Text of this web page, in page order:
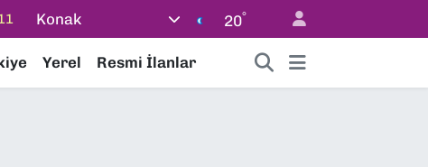
Konak 20°
Yerel Resmi İlanlar